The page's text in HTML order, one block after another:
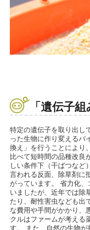
「遺伝子
特定の遺伝子を取り出し
った生物に作り変えるバ
換え」を行うことにより
比べて短時間の品種改良
しい条件下（干ばつなど
言われる反面、除草剤に
がっています。 省力化
いましたが、近年では除
たり、耐性害虫なども出
な費用や手間がかかり、
クルはファームが考える
す。 また、自然の生物が